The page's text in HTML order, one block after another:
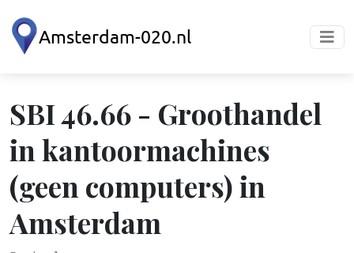
SBI 46.66 - Groothandel
in kantoormachines
(geen computers) in
Amsterdam